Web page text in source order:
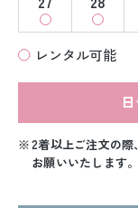
レンタル可能
2着以上ご注文の際、
お願いいたします。